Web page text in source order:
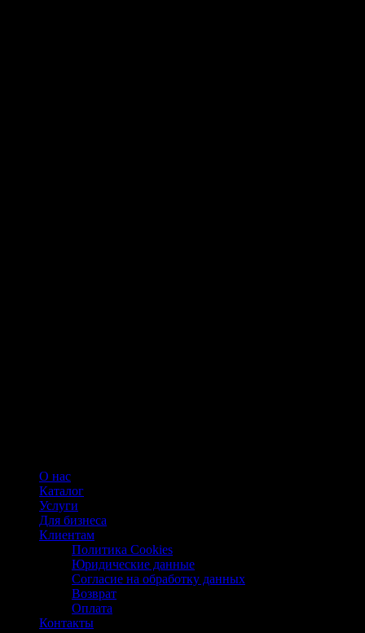
О нас
Каталог
Услуги
Для бизнеса
Клиентам
Политика Cookies
Юридические данные
Согласие на обработку данных
Возврат
Оплата
Контакты